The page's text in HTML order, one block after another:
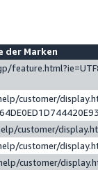
der Marken
customer/
customer/
customer/
customer/